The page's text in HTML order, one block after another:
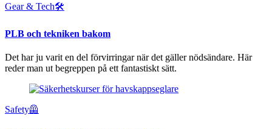
Gear & Tech🛠
PLB och tekniken bakom
Det har ju varit en del förvirringar när det gäller nödsändare. Här
reder man ut begreppen på ett fantastiskt sätt.
Safety🦺